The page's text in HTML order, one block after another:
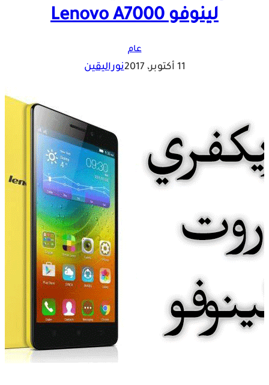
لينوفو Lenovo A7000
عام
11 أكتوبر، 2017 نوراليقين